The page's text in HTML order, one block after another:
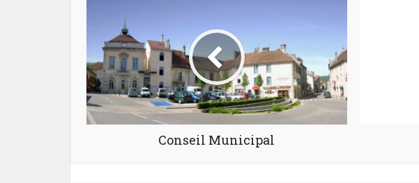
Conseil Municipal